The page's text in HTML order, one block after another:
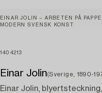
EINAR JOLIN – ARBETEN PÅ
MODERN SVENSK KONST
1404213
Einar Jolin(Sverige, 1890-
Einar Jolin,